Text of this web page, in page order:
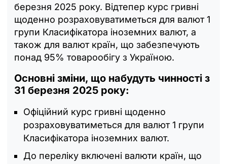
березня 2025 року. Відтепер курс гривні
щоденно розраховуватиметься для валют 1
групи Класифікатора іноземних валют, а
також для валют країн, що забезпечують
понад 95% товарообігу з Україною.
Основні зміни, що набудуть чинності з
31 березня 2025 року:
Офіційний курс гривні щоденно
розраховуватиметься для валют 1 групи
Класифікатора іноземних валют.
До переліку включені валюти країн, що